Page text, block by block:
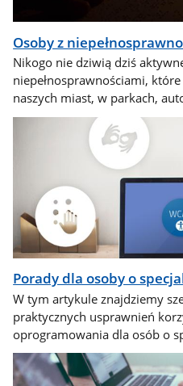
Osoby z
Nikogo nie dziwią dziś
niepełnosprawnościami,
naszych miast, w parkach,
Porady dla osoby o
W tym artykule znajdziemy
praktycznych usprawnień
oprogramowania dla osób o